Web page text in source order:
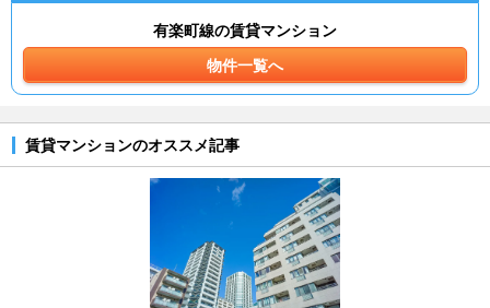
有楽町線の賃貸マンション
物件一覧へ
賃貸マンションのオススメ記事